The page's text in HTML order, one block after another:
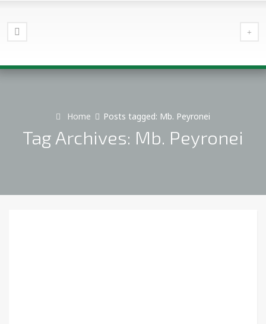
Home Posts tagged: Mb. Peyronei
Tag Archives: Mb. Peyronei